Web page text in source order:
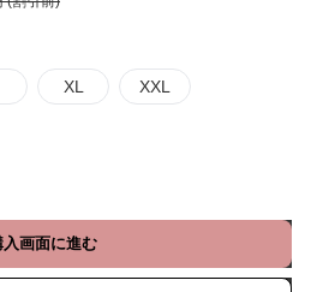
XL XXL
入画面に進む